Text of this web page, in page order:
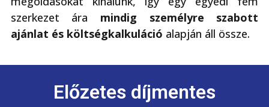
szerkezet ára mindig személyre szabott
ajánlat és költségkalkuláció alapján áll össze.
Előzetes díjmentes